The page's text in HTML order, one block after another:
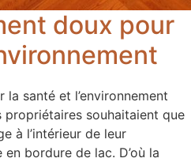
doux pour
santé et l’environnement
propriétaires souhaitaient que
à l’intérieur de leur
bordure de lac. D’où la